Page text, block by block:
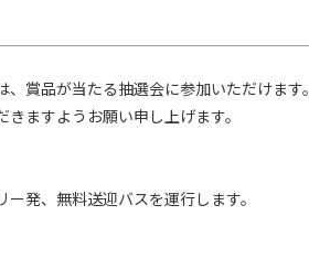
賞品が当たる抽選会に参加いただけます。
ますようお願い申し上げます。
発、無料送迎バスを運行します。